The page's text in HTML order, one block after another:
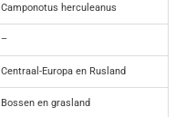
Camponotus herculeanus
–
Centraal-Europa en Rusland
Bossen en grasland